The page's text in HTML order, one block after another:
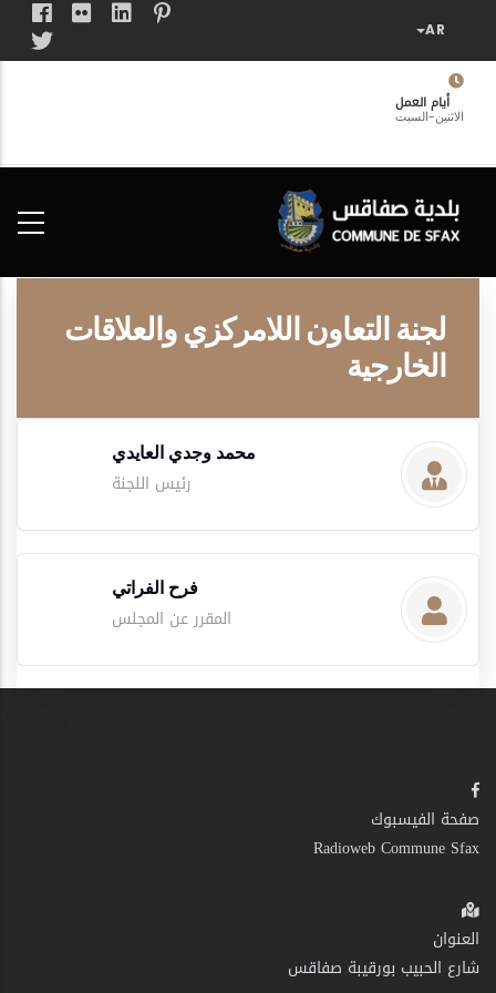
المحتوى
الرئيسيأيام العمل
الاثنين-السبت
لجنة التعاون اللامركزي والعلاقات
الخارجية
محمد وجدي العايدي
رئيس اللجنة
فرح الفراتي
المقرر عن المجلس
صفحة الفيسبوك
Radioweb Commune Sfax
العنوان
شارع الحبيب بورقيبة صفاقس